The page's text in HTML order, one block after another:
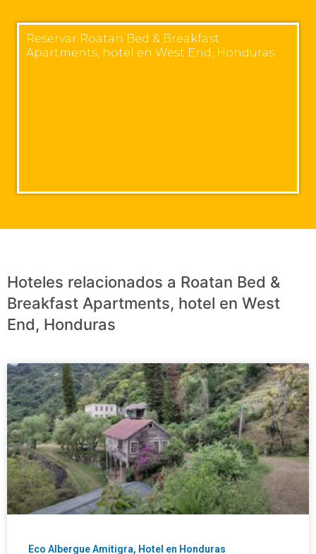
Reservar Roatan Bed & Breakfast
Apartments, hotel en West End, Honduras
Hoteles relacionados a Roatan Bed &
Breakfast Apartments, hotel en West
End, Honduras
Eco Albergue Amitigra, Hotel en Honduras